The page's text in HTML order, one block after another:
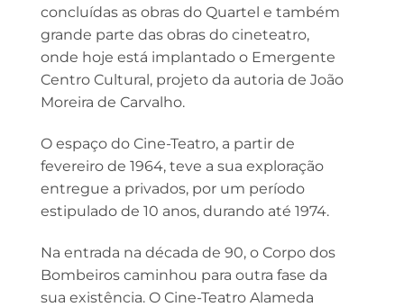
concluídas as obras do Quartel e também
grande parte das obras do cineteatro,
onde hoje está implantado o Emergente
Centro Cultural, projeto da autoria de João
Moreira de Carvalho.
O espaço do Cine-Teatro, a partir de
fevereiro de 1964, teve a sua exploração
entregue a privados, por um período
estipulado de 10 anos, durando até 1974.
Na entrada na década de 90, o Corpo dos
Bombeiros caminhou para outra fase da
sua existência. O Cine-Teatro Alameda